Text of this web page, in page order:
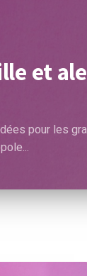
et
pour les